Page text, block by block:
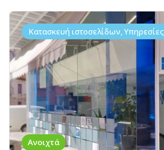
Ανοιχτά
Κατασκευή ιστοσελίδων, Υπηρεσίες